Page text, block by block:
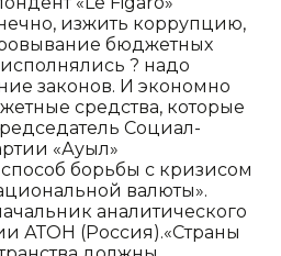
изжить коррупцию,
бюджетных
? надо
законов. И экономно
средства, которые
Социал-
«Ауыл»
способ борьбы с кризисом
валюты».
аналитического
АТОН (Россия).«Страны